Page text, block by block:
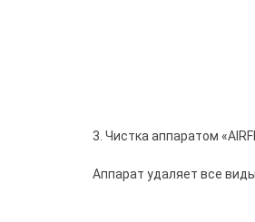
3. Чистка аппаратом
Аппарат удаляет все